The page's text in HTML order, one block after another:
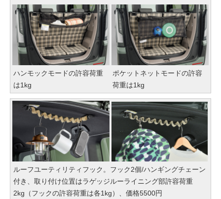
ハンモックモードの許容荷重
は1kg
ポケットネットモードの許容
荷重は1kg
ルーフユーティリティフック。フック2個/ハンギングチェーン
付き、取り付け位置はラゲッジルーライニング部許容荷重
2kg（フックの許容荷重は各1kg）、価格5500円